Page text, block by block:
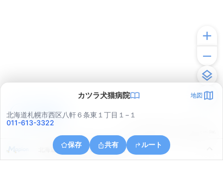
カツラ犬猫病院 地図
北海道札幌市西区八軒６条東１丁目１−１
011-613-3322
保存 共有 ルート
北海道札幌市西区八軒６条東５丁目４
アプリで見る